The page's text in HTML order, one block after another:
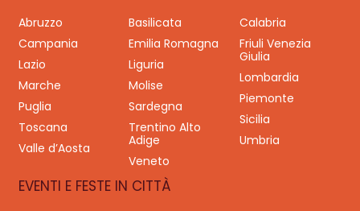
Abruzzo Basilicata
Calabria
Campania
Emilia Romagna
Friuli Venezia
Giulia
Lazio
Liguria
Lombardia
Marche
Molise
Piemonte
Puglia
Sardegna
Sicilia
Toscana
Trentino Alto
Adige
Umbria
Valle d’Aosta
Veneto
EVENTI E FESTE IN CITTÀ